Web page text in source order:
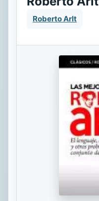
Roberto Arlt